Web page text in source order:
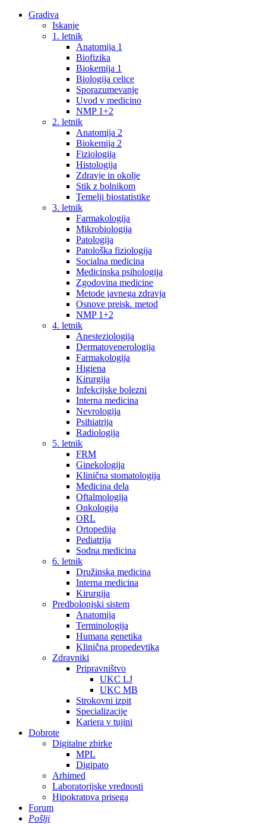
Gradiva
Iskanje
1. letnik
Anatomija 1
Biofizika
Biokemija 1
Biologija celice
Sporazumevanje
Uvod v medicino
NMP 1+2
2. letnik
Anatomija 2
Biokemija 2
Fiziologija
Histologija
Zdravje in okolje
Stik z bolnikom
Temelji biostatistike
3. letnik
Farmakologija
Mikrobiologija
Patologija
Patološka fiziologija
Socialna medicina
Medicinska psihologija
Zgodovina medicine
Metode javnega zdravja
Osnove preisk. metod
NMP 1+2
4. letnik
Anesteziologija
Dermatovenerologija
Farmakologija
Higiena
Kirurgija
Infekcijske bolezni
Interna medicina
Nevrologija
Psihiatrija
Radiologija
5. letnik
FRM
Ginekologija
Klinična stomatologija
Medicina dela
Oftalmologija
Onkologija
ORL
Ortopedija
Pediatrija
Sodna medicina
6. letnik
Družinska medicina
Interna medicina
Kirurgija
Predbolonjski sistem
Anatomija
Terminologija
Humana genetika
Klinična propedevtika
Zdravniki
Pripravništvo
UKC LJ
UKC MB
Strokovni izpit
Specializacije
Kariera v tujini
Dobrote
Digitalne zbirke
MPL
Digipato
Arhimed
Laboratorijske vrednosti
Hipokratova prisega
Forum
Pošlji